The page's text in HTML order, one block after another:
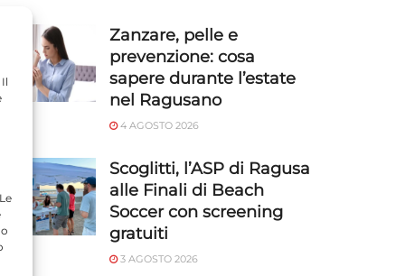
Zanzare, pelle e
prevenzione: cosa
sapere durante l’estate
nel Ragusano
4 AGOSTO 2026
Scoglitti, l’ASP di Ragusa
alle Finali di Beach
Soccer con screening
gratuiti
3 AGOSTO 2026